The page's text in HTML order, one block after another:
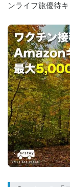
ンライフ旅優待